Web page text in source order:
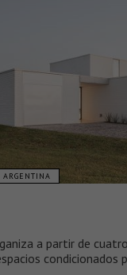
ARGENTINA
a partir de
condicionados